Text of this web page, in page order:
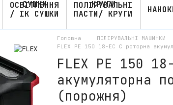
ОСВІТЛЕННЯ
/ ІК СУШКИ
ПОЛІРУВАЛЬНІ
ПАСТИ/ КРУГИ
Головна ПОЛІРУВАЛЬНІ МАШИНКИ
FLEX PE 150 18-EC C роторна
FLEX PE 150
акумуляторна
(порожня)